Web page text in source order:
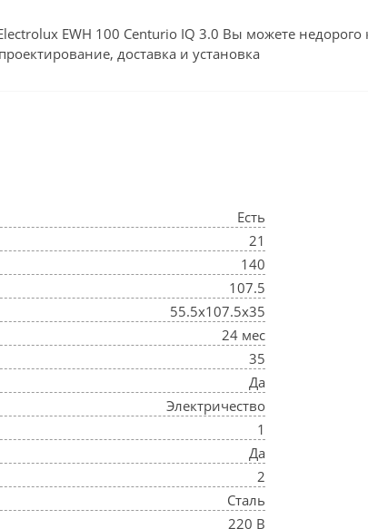
EWH 100 Centurio IQ 3.0 Вы можете
доставка и установка
Есть
21
140
107.5
55.5x107.5x35
24 мес
35
Да
Электричество
1
Да
2
Сталь
220 В